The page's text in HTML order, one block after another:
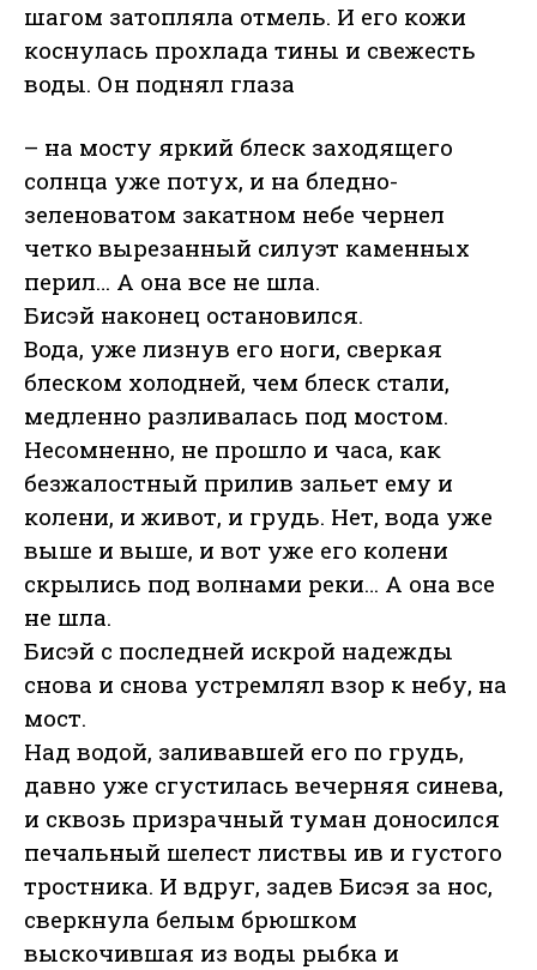
шагом затопляла отмель. И его кожи
коснулась прохлада тины и свежесть
воды. Он поднял глаза
– на мосту яркий блеск заходящего
солнца уже потух, и на бледно-
зеленоватом закатном небе чернел
четко вырезанный силуэт каменных
перил… А она все не шла.
Бисэй наконец остановился.
Вода, уже лизнув его ноги, сверкая
блеском холодней, чем блеск стали,
медленно разливалась под мостом.
Несомненно, не прошло и часа, как
безжалостный прилив зальет ему и
колени, и живот, и грудь. Нет, вода уже
выше и выше, и вот уже его колени
скрылись под волнами реки… А она все
не шла.
Бисэй с последней искрой надежды
снова и снова устремлял взор к небу, на
мост.
Над водой, заливавшей его по грудь,
давно уже сгустилась вечерняя синева,
и сквозь призрачный туман доносился
печальный шелест листвы ив и густого
тростника. И вдруг, задев Бисэя за нос,
сверкнула белым брюшком
выскочившая из воды рыбка и